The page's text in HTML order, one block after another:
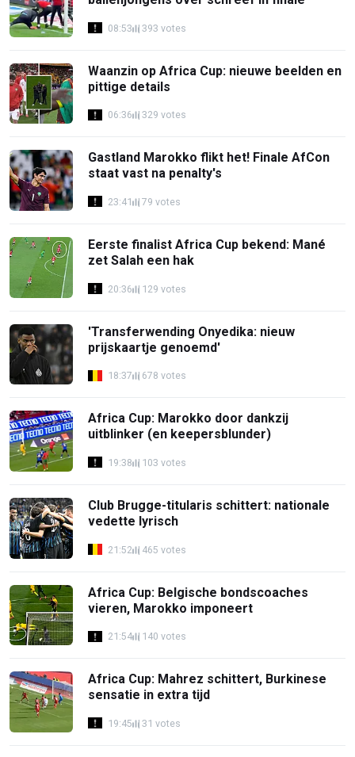
08:53 393 votes
Waanzin op Africa Cup: nieuwe beelden en
pittige details
06:36 329 votes
Gastland Marokko flikt het! Finale AfCon
staat vast na penalty's
23:41 79 votes
Eerste finalist Africa Cup bekend: Mané
zet Salah een hak
20:36 129 votes
'Transferwending Onyedika: nieuw
prijskaartje genoemd'
18:37 678 votes
Africa Cup: Marokko door dankzij
uitblinker (en keepersblunder)
19:38 103 votes
Club Brugge-titularis schittert: nationale
vedette lyrisch
21:52 465 votes
Africa Cup: Belgische bondscoaches
vieren, Marokko imponeert
21:54 140 votes
Africa Cup: Mahrez schittert, Burkinese
sensatie in extra tijd
19:45 31 votes